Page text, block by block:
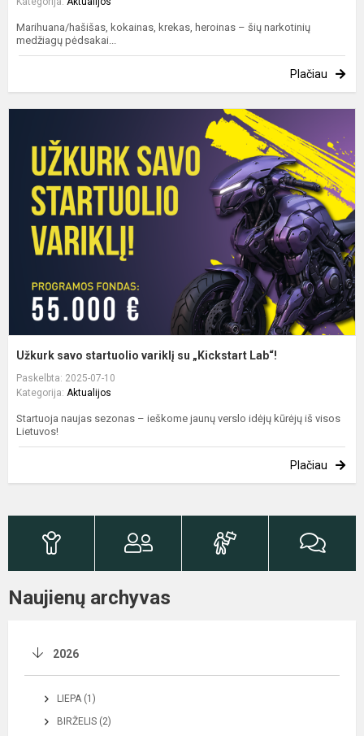
Marihuana/hašišas, kokainas, krekas, heroinas – šių narkotinių
medžiagų pėdsakai...
Plačiau
Užkurk savo startuolio variklį su „Kickstart Lab“!
Paskelbta: 2025-07-10
Kategorija: Aktualijos
Startuoja naujas sezonas – ieškome jaunų verslo idėjų kūrėjų iš visos
Lietuvos!
Plačiau
Naujienų archyvas
2026
LIEPA (1)
BIRŽELIS (2)